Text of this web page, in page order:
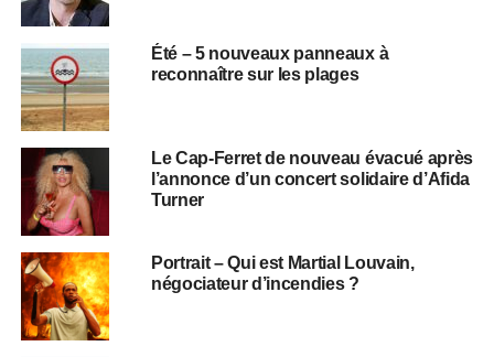
Été – 5 nouveaux panneaux à
reconnaître sur les plages
Le Cap-Ferret de nouveau évacué après
l’annonce d’un concert solidaire d’Afida
Turner
Portrait – Qui est Martial Louvain,
négociateur d’incendies ?